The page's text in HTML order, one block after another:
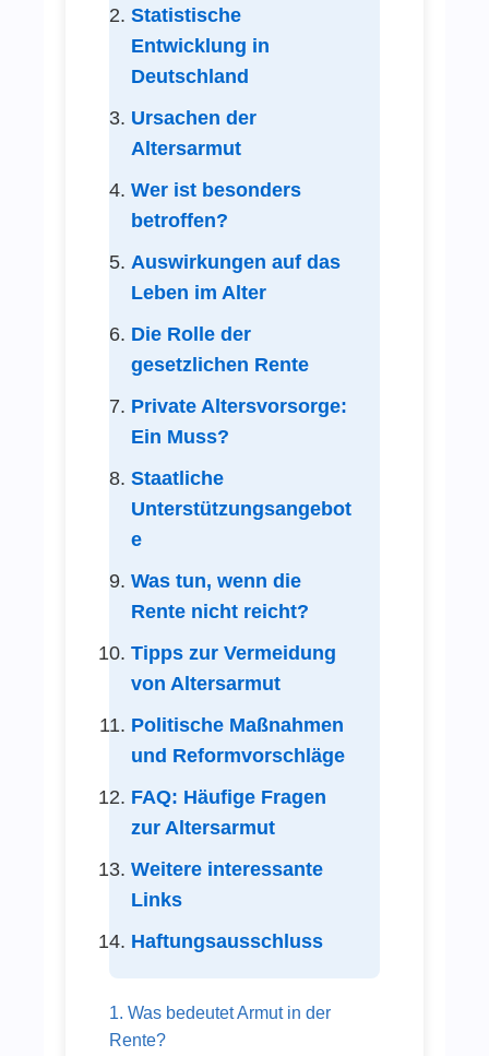
Statistische
Entwicklung in
Deutschland
Ursachen der
Altersarmut
Wer ist besonders
betroffen?
Auswirkungen auf das
Leben im Alter
Die Rolle der
gesetzlichen Rente
Private Altersvorsorge:
Ein Muss?
Staatliche
Unterstützungsangebot
e
Was tun, wenn die
Rente nicht reicht?
Tipps zur Vermeidung
von Altersarmut
Politische Maßnahmen
und Reformvorschläge
FAQ: Häufige Fragen
zur Altersarmut
Weitere interessante
Links
Haftungsausschluss
1. Was bedeutet Armut in der
Rente?